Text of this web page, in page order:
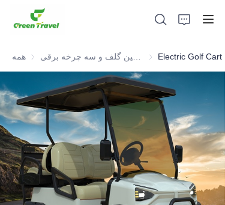
همه Electric Golf Cart
صفحه اصلی
محصولات
درباره ما
اخبار و موارد همکاری